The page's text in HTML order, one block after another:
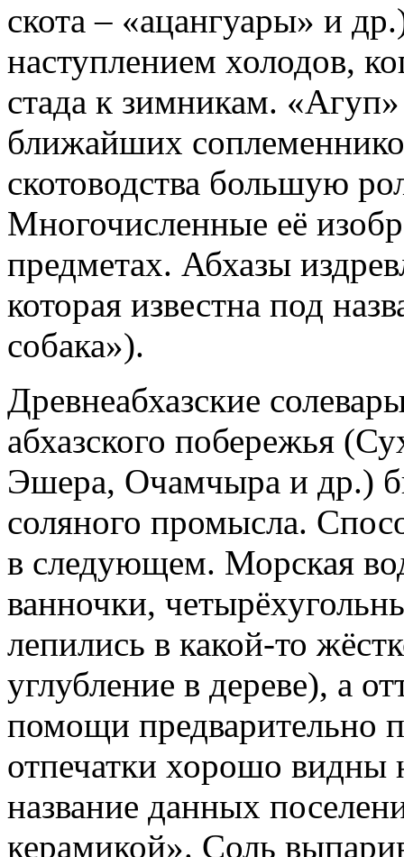
скота – «ацангуары» и
наступлением холодов,
стада к зимникам.
ближайших
скотоводства большую
Многочисленные её
предметах. Абхазы
которая известна под
собака»).
Древнеабхазские
абхазского побережья
Эшера, Очамчыра и др.)
соляного промысла.
в следующем. Морская
ванночки,
лепились в какой-то
углубление в дереве), а
помощи предварительно
отпечатки хорошо видны
название данных
керамикой». Соль